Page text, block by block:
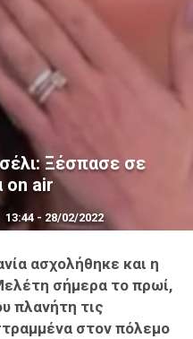
Ξέσπασε σε
on air
13:44 - 28/02/2022
ασχολήθηκε και η
σήμερα το πρωί,
πλανήτη τις
στον πόλεμο